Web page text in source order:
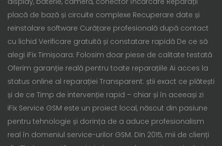
placă de bază și circuite complexe Recuperare date și
reinstalare software Curățare profesională după contact
cu lichid Verificare gratuită și constatare rapidă De ce să
alegi iFix Timișoara: Folosim doar piese de calitate testată
Oferim garanție reală pentru toate reparațiile Ai acces la
status online al reparației Transparent: știi exact ce plătești
și de ce Timp de intervenție rapid – chiar și în aceeași zi
iFix Service GSM este un proiect local, născut din pasiune
pentru tehnologie și dorința de a aduce profesionalism
real în domeniul service-urilor GSM. Din 2015, mii de clienți